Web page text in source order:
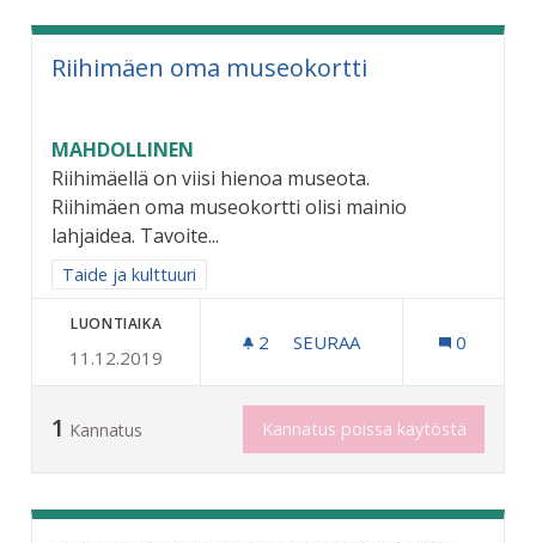
Riihimäen oma museokortti
MAHDOLLINEN
Riihimäellä on viisi hienoa museota.
Riihimäen oma museokortti olisi mainio
lahjaidea. Tavoite...
Rajaa tulokset aihepiirin mukaan: Taide ja kulttuuri
Taide ja kulttuuri
LUONTIAIKA
11.12.2019
2 2 SEURAAJAA
SEURAA 0
1 Kannatus Kannatus poissa käytöstä